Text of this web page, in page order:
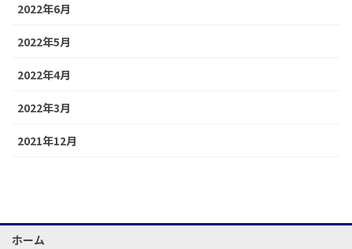
2022年6月
2022年5月
2022年4月
2022年3月
2021年12月
ホーム